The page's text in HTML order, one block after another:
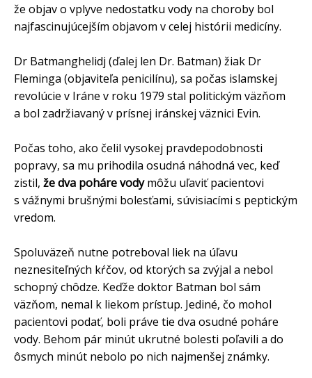
že objav o vplyve nedostatku vody na choroby bol
najfascinujúcejším objavom v celej histórii medicíny.
Dr Batmanghelidj (ďalej len Dr. Batman) žiak Dr
Fleminga (objaviteľa penicilínu), sa počas islamskej
revolúcie v Iráne v roku 1979 stal politickým väzňom
a bol zadržiavaný v prísnej iránskej väznici Evin.
Počas toho, ako čelil vysokej pravdepodobnosti
popravy, sa mu prihodila osudná náhodná vec, keď
zistil, že dva poháre vodymôžu uľaviť pacientovi
s vážnymi brušnými bolesťami, súvisiacími s peptickým
vredom.
Spoluväzeň nutne potreboval liek na úľavu
neznesiteľných kŕčov, od ktorých sa zvýjal a nebol
schopný chôdze. Keďže doktor Batman bol sám
väzňom, nemal k liekom prístup. Jediné, čo mohol
pacientovi podať, boli práve tie dva osudné poháre
vody. Behom pár minút ukrutné bolesti poľavili a do
ôsmych minút nebolo po nich najmenšej známky.